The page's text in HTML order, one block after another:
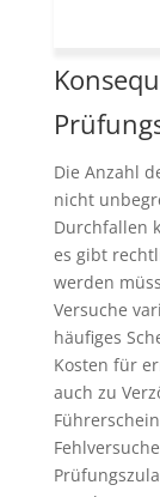
Die Anzahl
nicht
Durchfallen
es gibt
werden
Versuche
häufiges
Kosten für
auch zu